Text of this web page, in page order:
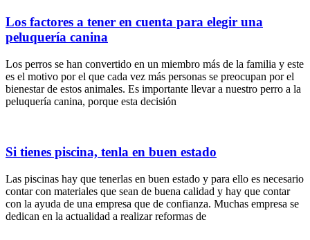
Los factores a tener en cuenta para elegir una
peluquería canina
Los perros se han convertido en un miembro más de la familia y este
es el motivo por el que cada vez más personas se preocupan por el
bienestar de estos animales. Es importante llevar a nuestro perro a la
peluquería canina, porque esta decisión
Si tienes piscina, tenla en buen estado
Las piscinas hay que tenerlas en buen estado y para ello es necesario
contar con materiales que sean de buena calidad y hay que contar
con la ayuda de una empresa que de confianza. Muchas empresa se
dedican en la actualidad a realizar reformas de